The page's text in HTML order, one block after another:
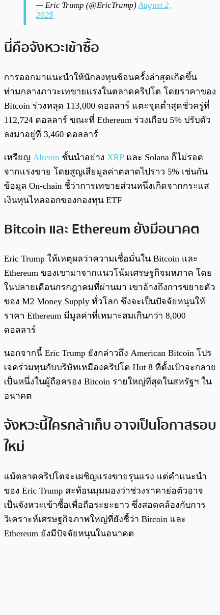
— Eric Trump (@EricTrump)August 2,
2025
นี่คือจังหวะเข้าซื้อ
การออกมาแนะนำให้นักลงทุนช้อนครั้งล่าสุดเกิดขึ้น
ท่ามกลางภาวะเทขายแรงในตลาดคริปโต โดยราคาของ
Bitcoin ร่วงหลุด 113,000 ดอลลาร์ แตะจุดต่ำสุดชั่วครู่ที่
112,724 ดอลลาร์ ขณะที่ Ethereum ร่วงเกือบ 5% ปรับตัว
ลงมาอยู่ที่ 3,460 ดอลลาร์
เหรียญ Altcoin ชั้นนำอย่าง XRPและ Solana ก็ไม่รอด
จากแรงขาย โดยสูญเสียมูลค่าตลาดไปราว 5% เช่นกัน
ข้อมูล On-chain ชี้ว่าการเทขายส่วนหนึ่งเกิดจากกระแส
เงินทุนไหลออกของกองทุน ETF
Bitcoin และ Ethereum ยังมีอนาคต
Eric Trump ให้เหตุผลว่าความเชื่อมั่นใน Bitcoin และ
Ethereum ของเขามาจากแนวโน้มเศรษฐกิจมหภาค โดย
ในปลายเดือนกรกฎาคมที่ผ่านมา เขาอ้างถึงการขยายตัว
ของ M2 Money Supply ทั่วโลก ซึ่งจะเป็นปัจจัยหนุนให้
ราคา Ethereum มีมูลค่าที่เหมาะสมเกินกว่า 8,000
ดอลลาร์
นอกจากนี้ Eric Trump ยังกล่าวถึง American Bitcoin โปร
เจคร่วมทุนกับบริษัทเหมืองคริปโต Hut 8 ที่ตั้งเป้าจะกลาย
เป็นหนึ่งในผู้ถือครอง Bitcoin รายใหญ่ที่สุดในสหรัฐฯ ใน
อนาคต
จังหวะนี้ใครกล้าเก็บ อาจเป็นโอกาสรอบ
ใหม่
แม้ตลาดคริปโตจะเผชิญแรงขายรุนแรง แต่คำแนะนำ
ของ Eric Trump สะท้อนมุมมองว่าช่วงราคาย่อตัวอาจ
เป็นจังหวะเข้าซื้อเพื่อถือระยะยาว ซึ่งสอดคล้องกับการ
วิเคราะห์เศรษฐกิจภาพใหญ่ที่ยังชี้ว่า Bitcoin และ
Ethereum ยังมีปัจจัยหนุนในอนาคต